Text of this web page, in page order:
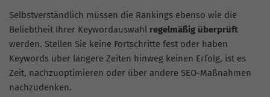
Selbstverständlich müssen die Rankings ebenso wie die
Beliebtheit Ihrer Keywordauswahl regelmäßig überprüft
werden. Stellen Sie keine Fortschritte fest oder haben
Keywords über längere Zeiten hinweg keinen Erfolg, ist es
Zeit, nachzuoptimieren oder über andere SEO-Maßnahmen
nachzudenken.